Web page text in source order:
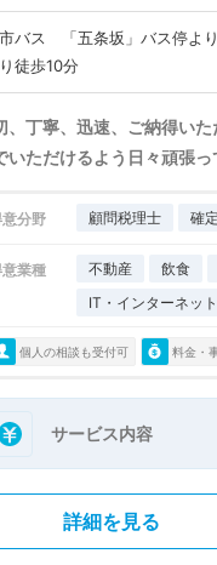
市バス 「五条坂」バス停よ
り徒歩10分
、丁寧、迅速、ご納得い
いただけるよう日々頑張っ
分野 顧問税理士 確
業種 不動産 飲食
IT・インターネット
個人の相談も受付可 料金・
サービス内容
詳細を見る